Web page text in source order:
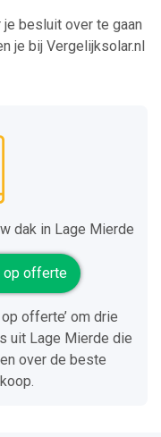
je besluit over te gaan
je bij Vergelijksolar.nl
dak in Lage Mierde
op offerte
offerte’ om drie
uit Lage Mierde die
over de beste